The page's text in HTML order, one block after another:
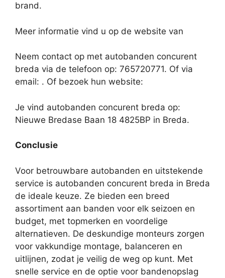
brand.
Meer informatie vind u op de website van
Neem contact op met autobanden concurent
breda via de telefoon op: 765720771. Of via
email: . Of bezoek hun website:
Je vind autobanden concurent breda op:
Nieuwe Bredase Baan 18 4825BP in Breda.
Conclusie
Voor betrouwbare autobanden en uitstekende
service is autobanden concurent breda in Breda
de ideale keuze. Ze bieden een breed
assortiment aan banden voor elk seizoen en
budget, met topmerken en voordelige
alternatieven. De deskundige monteurs zorgen
voor vakkundige montage, balanceren en
uitlijnen, zodat je veilig de weg op kunt. Met
snelle service en de optie voor bandenopslag